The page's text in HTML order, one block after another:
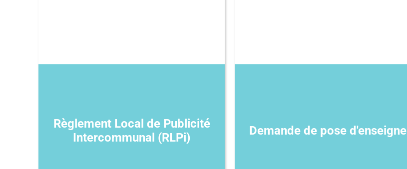
Règlement Local de Publicité
Intercommunal (RLPi)
Demande de pose d'enseigne